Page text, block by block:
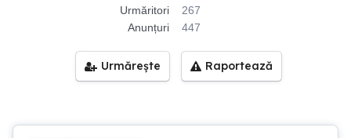
Urmăritori
267
Anunțuri
447
Urmărește Raportează